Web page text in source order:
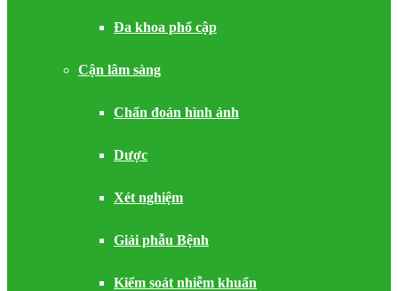
Đa khoa phổ cập
Cận lâm sàng
Chẩn đoán hình ảnh
Dược
Xét nghiệm
Giải phẫu Bệnh
Kiểm soát nhiễm khuẩn